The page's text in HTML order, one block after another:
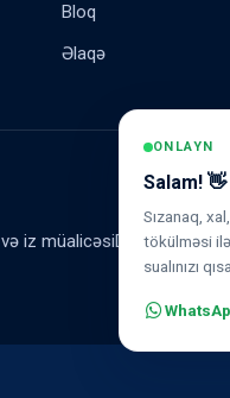
ONLAYN
Salam!
Sızanaq,
tökülməsi
sualınızı
Bloq
Əlaqə
və iz müalicəsiDəri